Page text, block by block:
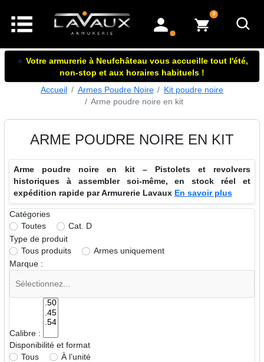
mon compte
0articles dans le panier
☀️ Votre armurerie à Neufchâteau vous accueille tout l'été,
non-stop et aux horaires habituels !
Accueil
Armes Poudre Noire
Kit poudre noire
Arme poudre noire en kit
ARME POUDRE NOIRE EN KIT
Arme poudre noire en kit – Pistolets et revolvers
historiques à assembler soi-même, en stock réel et
expédition rapide par Armurerie Lavaux En savoir plus
Catégories
Toutes
Cat. D
Type de produit
Tous produits
Armes uniquement
Marque :
Calibre :
Disponibilité et format
Tous
À l’unité